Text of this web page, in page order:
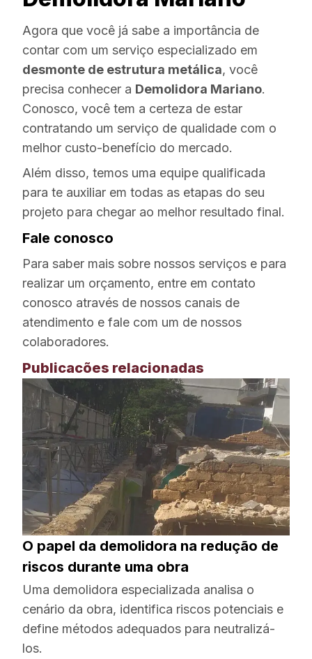
Agora que você já sabe a importância de
contar com um serviço especializado em
desmonte de estrutura metálica, você
precisa conhecer a Demolidora Mariano.
Conosco, você tem a certeza de estar
contratando um serviço de qualidade com o
melhor custo-benefício do mercado.
Além disso, temos uma equipe qualificada
para te auxiliar em todas as etapas do seu
projeto para chegar ao melhor resultado final.
Fale conosco
Para saber mais sobre nossos serviços e para
realizar um orçamento, entre em contato
conosco através de nossos canais de
atendimento e fale com um de nossos
colaboradores.
Publicacões relacionadas
O papel da demolidora na redução de
riscos durante uma obra
Uma demolidora especializada analisa o
cenário da obra, identifica riscos potenciais e
define métodos adequados para neutralizá-
los.